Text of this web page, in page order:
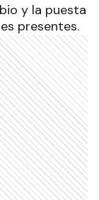
y la puesta
presentes.